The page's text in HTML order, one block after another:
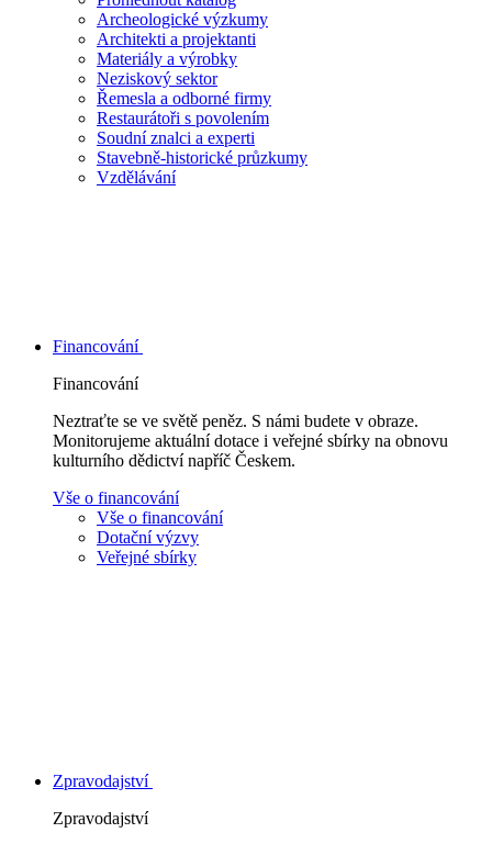
Archeologické výzkumy
Architekti a projektanti
Materiály a výrobky
Neziskový sektor
Řemesla a odborné firmy
Restaurátoři s povolením
Soudní znalci a experti
Stavebně-historické průzkumy
Vzdělávání
Financování
Financování
Neztraťte se ve světě peněz. S námi budete v obraze.
Monitorujeme aktuální dotace i veřejné sbírky na obnovu
kulturního dědictví napříč Českem.
Vše o financování
Vše o financování
Dotační výzvy
Veřejné sbírky
Zpravodajství
Zpravodajství